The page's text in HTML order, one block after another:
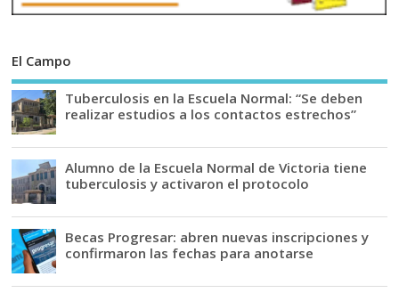
El Campo
Tuberculosis en la Escuela Normal: “Se deben
realizar estudios a los contactos estrechos”
Alumno de la Escuela Normal de Victoria tiene
tuberculosis y activaron el protocolo
Becas Progresar: abren nuevas inscripciones y
confirmaron las fechas para anotarse